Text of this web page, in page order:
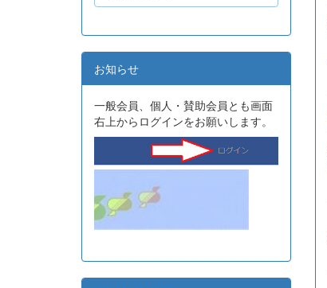
お知らせ
一般会員、個人・賛助会員とも画面
右上からログインをお願いします。